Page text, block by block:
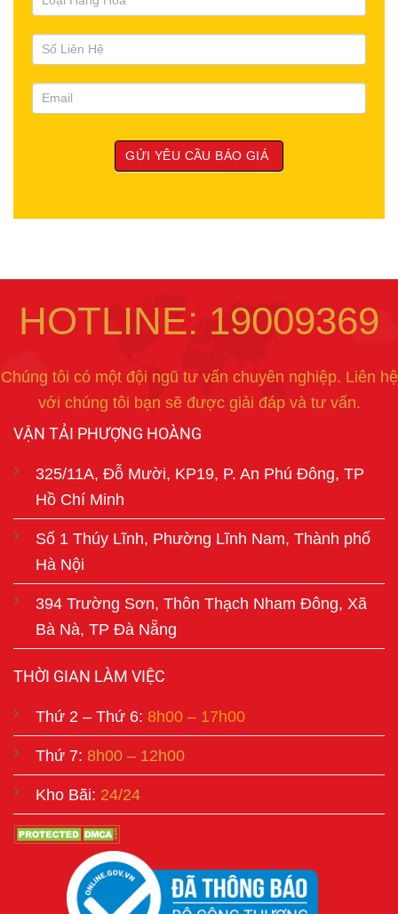
HOTLINE: 19009369
Chúng tôi có một đội ngũ tư vấn chuyên nghiệp. Liên hệ
với chúng tôi bạn sẽ được giải đáp và tư vấn.
VẬN TẢI PHƯỢNG HOÀNG
325/11A, Đỗ Mười, KP19, P. An Phú Đông, TP
Hồ Chí Minh
Số 1 Thúy Lĩnh, Phường Lĩnh Nam, Thành phố
Hà Nội
394 Trường Sơn, Thôn Thạch Nham Đông, Xã
Bà Nà, TP Đà Nẵng
THỜI GIAN LÀM VIỆC
Thứ 2 – Thứ 6: 8h00 – 17h00
Thứ 7: 8h00 – 12h00
Kho Bãi: 24/24